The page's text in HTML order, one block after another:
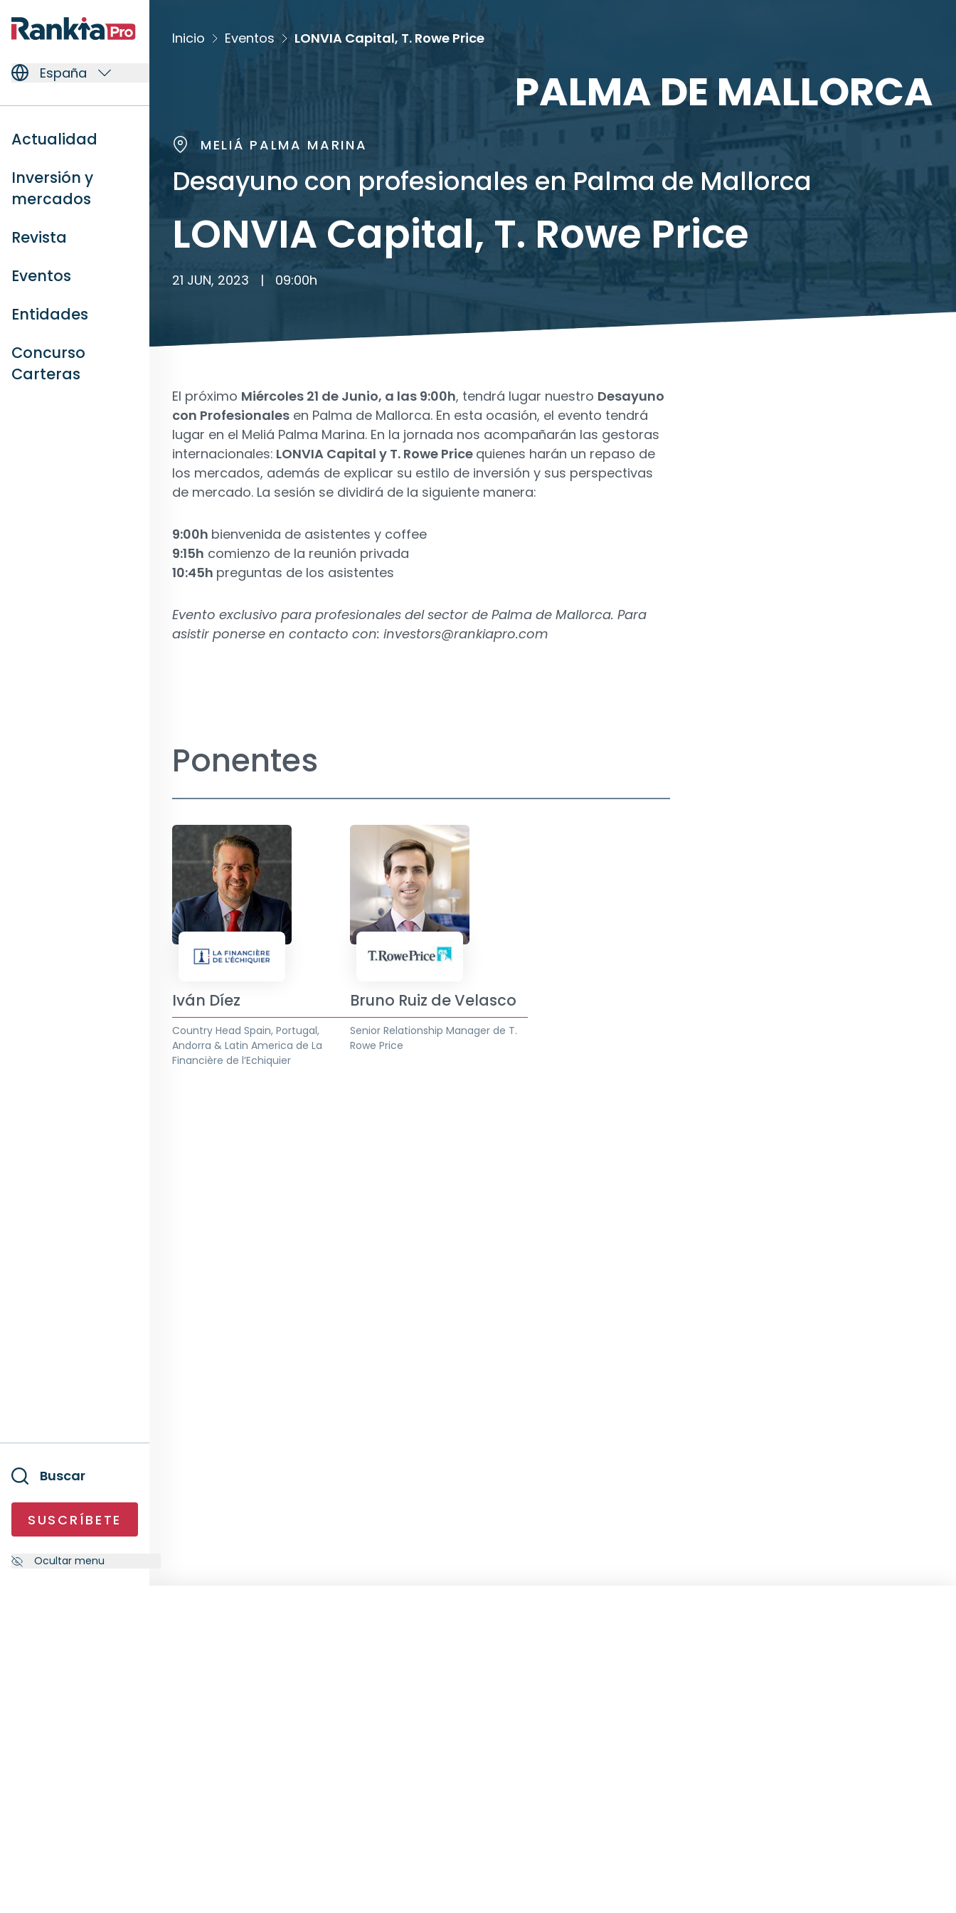
España
Actualidad
Inversión y
mercados
Revista
Eventos
Entidades
Concurso
Carteras
Buscar
SUSCRÍBETE
Ocultar menu
Inicio Eventos LONVIA Capital, T. Rowe Price
PALMA DE MALLORCA
MELIÁ PALMA MARINA
Desayuno con profesionales en Palma de Mallorca
LONVIA Capital, T. Rowe Price
21 JUN, 2023 | 09:00h
El próximo Miércoles 21 de Junio, a las 9:00h, tendrá lugar nuestro Desayuno
con Profesionales en Palma de Mallorca. En esta ocasión, el evento tendrá
lugar en el Meliá Palma Marina. En la jornada nos acompañarán las gestoras
internacionales: LONVIA Capital y T. Rowe Price quienes harán un repaso de
los mercados, además de explicar su estilo de inversión y sus perspectivas
de mercado. La sesión se dividirá de la siguiente manera:
9:00h bienvenida de asistentes y coffee
9:15h comienzo de la reunión privada
10:45h preguntas de los asistentes
Evento exclusivo para profesionales del sector de Palma de Mallorca. Para
asistir ponerse en contacto con: investors@rankiapro.com
Ponentes
Iván Díez
Country Head Spain, Portugal,
Andorra & Latin America de La
Financière de l’Echiquier
Bruno Ruiz de Velasco
Senior Relationship Manager de T.
Rowe Price